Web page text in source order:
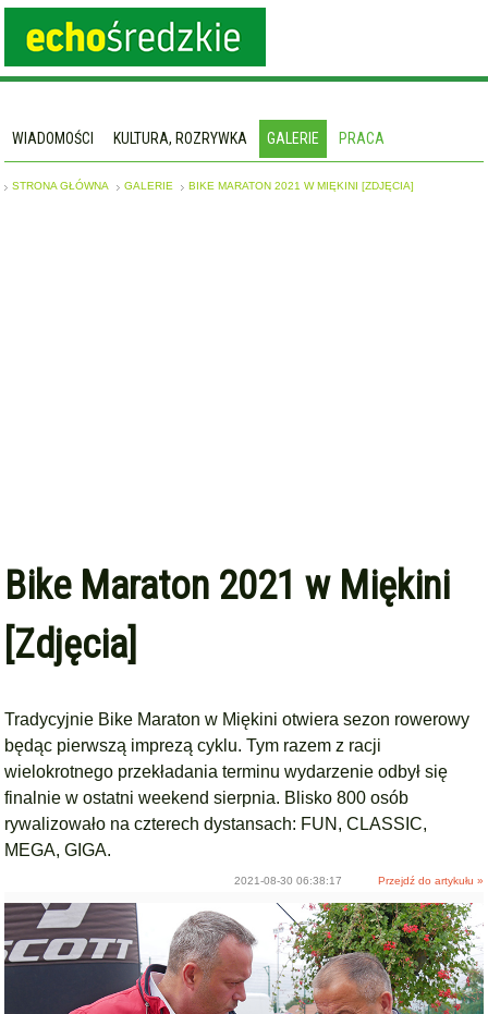
WIADOMOŚCI KULTURA, ROZRYWKA GALERIE PRACA
STRONA GŁÓWNA GALERIE BIKE MARATON 2021 W MIĘKINI [ZDJĘCIA]
Bike Maraton 2021 w Miękini
[Zdjęcia]
Tradycyjnie Bike Maraton w Miękini otwiera sezon rowerowy
będąc pierwszą imprezą cyklu. Tym razem z racji
wielokrotnego przekładania terminu wydarzenie odbył się
finalnie w ostatni weekend sierpnia. Blisko 800 osób
rywalizowało na czterech dystansach: FUN, CLASSIC,
MEGA, GIGA.
2021-08-30 06:38:17 Przejdź do artykułu »